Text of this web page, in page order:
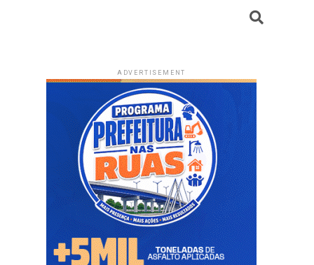
ADVERTISEMENT